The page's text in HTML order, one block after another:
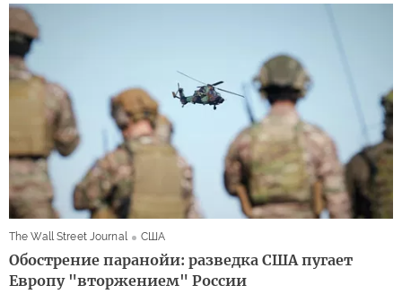
The Wall Street Journal США
Обострение паранойи: разведка США пугает
Европу "вторжением" России